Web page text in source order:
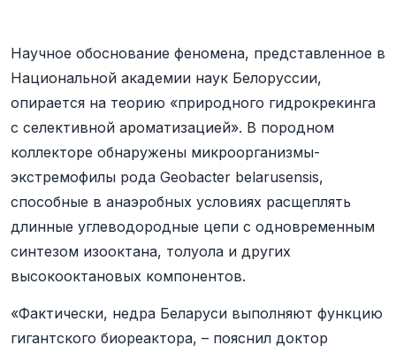
Научное обоснование феномена, представленное в
Национальной академии наук Белоруссии,
опирается на теорию «природного гидрокрекинга
с селективной ароматизацией». В породном
коллекторе обнаружены микроорганизмы-
экстремофилы рода Geobacter belarusensis,
способные в анаэробных условиях расщеплять
длинные углеводородные цепи с одновременным
синтезом изооктана, толуола и других
высокооктановых компонентов.
«Фактически, недра Беларуси выполняют функцию
гигантского биореактора, – пояснил доктор